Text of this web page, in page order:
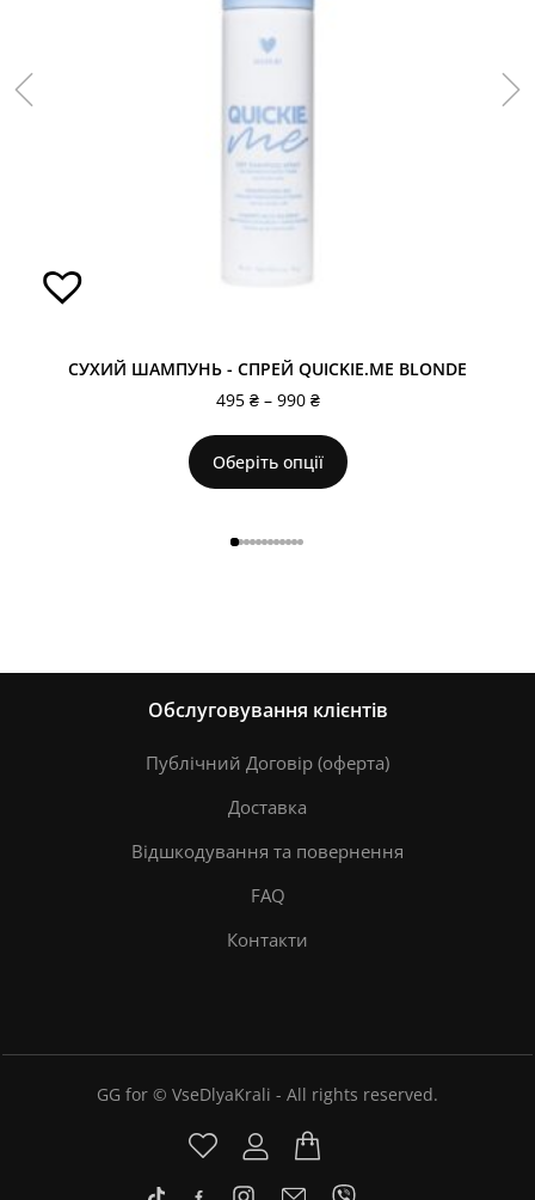
СУХИЙ ШАМПУНЬ - СПРЕЙ QUICKIE.ME BLONDE
495 ₴ – 990 ₴
Оберіть опції
Обслуговування клієнтів
Публічний Договір (оферта)
Доставка
Відшкодування та повернення
FAQ
Контакти
GG for © VseDlyaKrali - All rights reserved.